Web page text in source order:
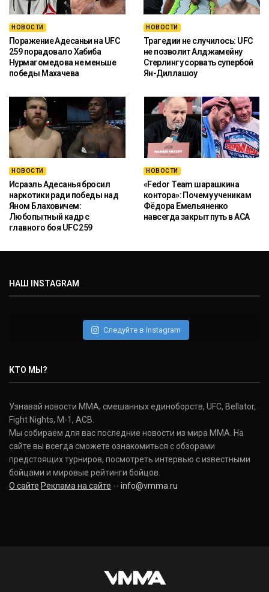
НОВОСТИ
Поражение Адесаньи на UFC
259 порадовало Хабиба
Нурмагомедова не меньше
победы Махачева
НОВОСТИ
Трагедии не случилось: UFC
не позволит Алджамейну
Стерлингу сорвать супербой
Ян-Диллашоу
НОВОСТИ
Исраэль Адесанья бросил
наркотики ради победы над
Яном Блаховичем:
Любопытный кадр с
главного боя UFC 259
НОВОСТИ
«Fedor Team шарашкина
контора»: Почему ученикам
Фёдора Емельяненко
навсегда закрыт путь в ACA
НАШ INSTAGRAM
Следуйте в Instagram
КТО МЫ?
Узнавай новости ММА, смешанных единоборств, UFC, Bellator,
Fight Nights, M-1, ACB.
Мы собираем для вас последние новости из мира ММА. На
сайте вы всегда сможете ознакомиться с обзорами
предстоящих турниров, посмотреть интервью с известными
бойцами и мировые рейтинги бойцов.
О сайте Реклама на сайте -- info@vmma.ru